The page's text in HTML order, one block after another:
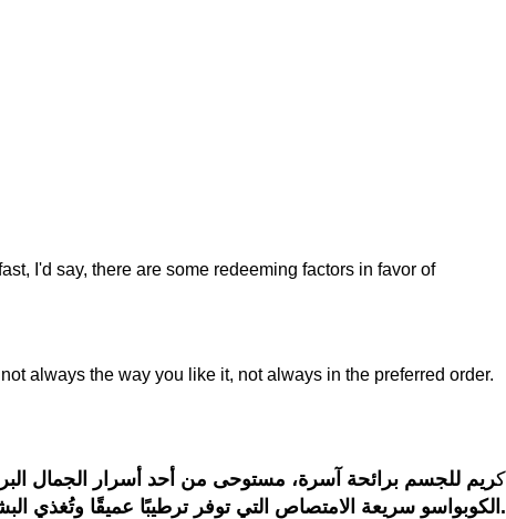
I'd say, there are some redeeming factors in favor of
always the way you like it, not always in the preferred order.
كريم للجسم برائحة آسرة، مستوحى من أحد أسرار الجمال
الكوبواسو سريعة الامتصاص التي توفر ترطيبًا عميقًا وتُغذي البشرة بالأحماض الدهنية الأساسية.